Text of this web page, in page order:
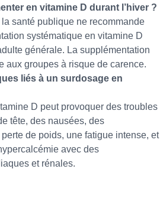
en vitamine D durant l’hiver ?
santé publique ne recommande
systématique en vitamine D
générale. La supplémentation
aux groupes à risque de carence.
liés à un surdosage en
D peut provoquer des troubles
tête, des nausées, des
de poids, une fatigue intense, et
avec des
et rénales.